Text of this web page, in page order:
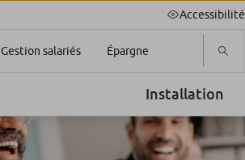
Accessibilité
Gestion salariés Épargne
Installation